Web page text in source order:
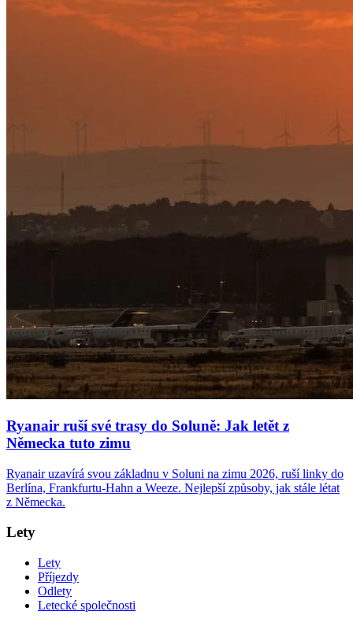
Ryanair ruší své trasy do Soluně: Jak letět z
Německa tuto zimu
Ryanair uzavírá svou základnu v Soluni na zimu 2026, ruší linky do
Berlína, Frankfurtu-Hahn a Weeze. Nejlepší způsoby, jak stále létat
z Německa.
Lety
Lety
Příjezdy
Odlety
Letecké společnosti